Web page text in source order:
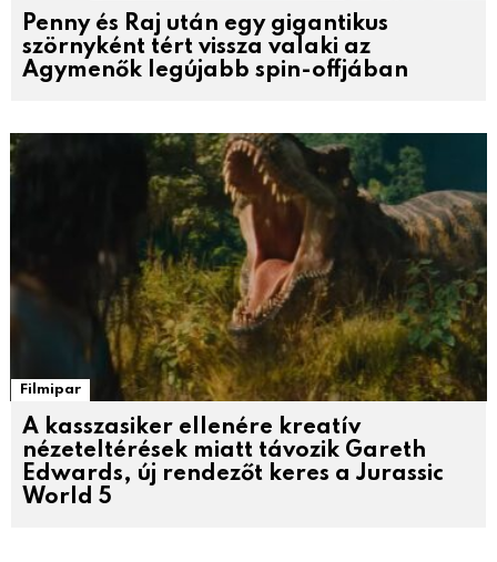
Penny és Raj után egy gigantikus
szörnyként tért vissza valaki az
Agymenők legújabb spin-offjában
Filmipar
A kasszasiker ellenére kreatív
nézeteltérések miatt távozik Gareth
Edwards, új rendezőt keres a Jurassic
World 5